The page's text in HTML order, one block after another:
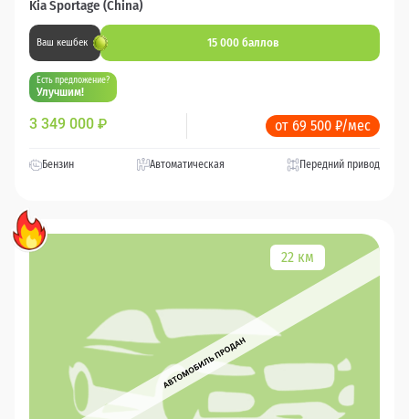
Kia Sportage (China)
Ваш кешбек 15 000 баллов
Есть предложение?
Улучшим!
3 349 000 ₽ от 69 500 ₽/мес
Бензин Автоматическая Передний привод
22 км